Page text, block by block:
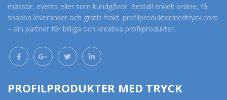
mässor, events eller som kundgåvor. Beställ enkelt online, få
snabba leveranser och gratis frakt. profilproduktermedtryck.com
– din partner för billiga och kreativa profilprodukter.
PROFILPRODUKTER MED TRYCK